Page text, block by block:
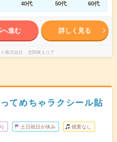
40代 50代 60代
へ進む 詳しく見る
ド株式会社 北関東エリア
てめちゃラクシール貼
土日祝日が休み 残業なし